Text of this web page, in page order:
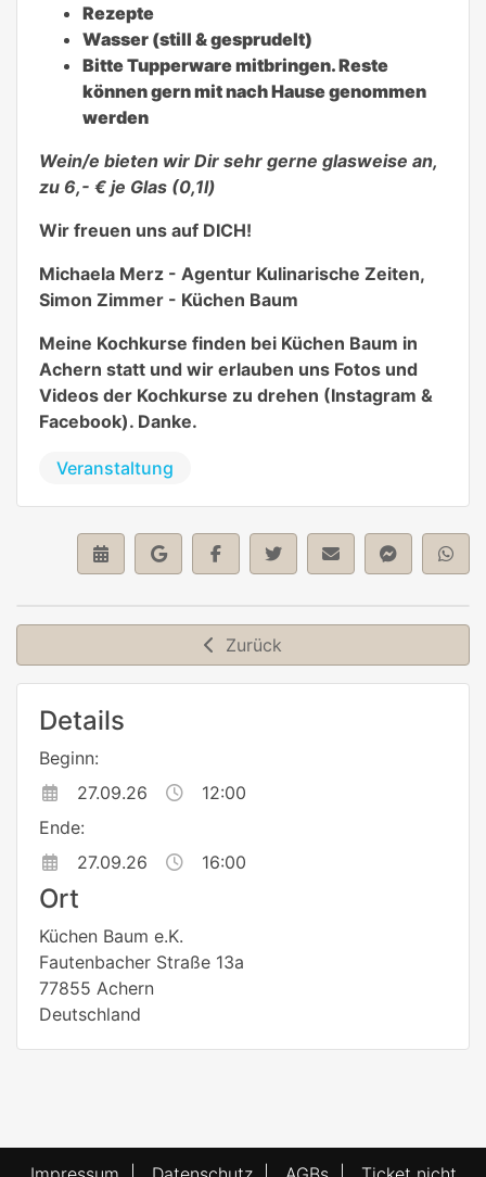
Rezepte
Wasser (still & gesprudelt)
Bitte Tupperware mitbringen. Reste
können gern mit nach Hause genommen
werden
Wein/e bieten wir Dir sehr gerne glasweise an,
zu 6,- € je Glas (0,1l)
Wir freuen uns auf DICH!
Michaela Merz - Agentur Kulinarische Zeiten,
Simon Zimmer - Küchen Baum
Meine Kochkurse finden bei Küchen Baum in
Achern statt und wir erlauben uns Fotos und
Videos der Kochkurse zu drehen (Instagram &
Facebook). Danke.
Veranstaltung
Zurück
Details
Beginn:
27.09.26
12:00
Ende:
27.09.26
16:00
Ort
Küchen Baum e.K.
Fautenbacher Straße 13a
77855 Achern
Deutschland